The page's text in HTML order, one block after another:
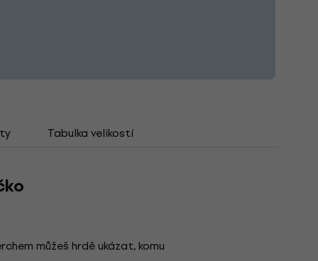
Tabulka velikostí
můžeš hrdě ukázat, komu